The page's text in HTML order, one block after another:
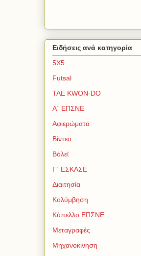
Ειδήσεις ανά κατηγορία
5Χ5
Futsal
TAE KWON-DO
Α΄ ΕΠΣΝΕ
Αφιερώματα
Βίντεο
Βόλεϊ
Γ΄ ΕΣΚΑΣΕ
Διαιτησία
Κολύμβηση
Κύπελλο ΕΠΣΝΕ
Μεταγραφές
Μηχανοκίνηση